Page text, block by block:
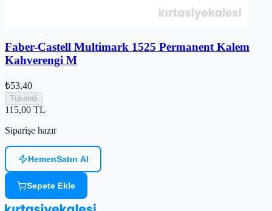
Faber-Castell Multimark 1525 Permanent Kalem
Kahverengi M
₺53,40
Tükendi
115,00 TL
Siparişe hazır
HemenSatın Al
Sepete Ekle